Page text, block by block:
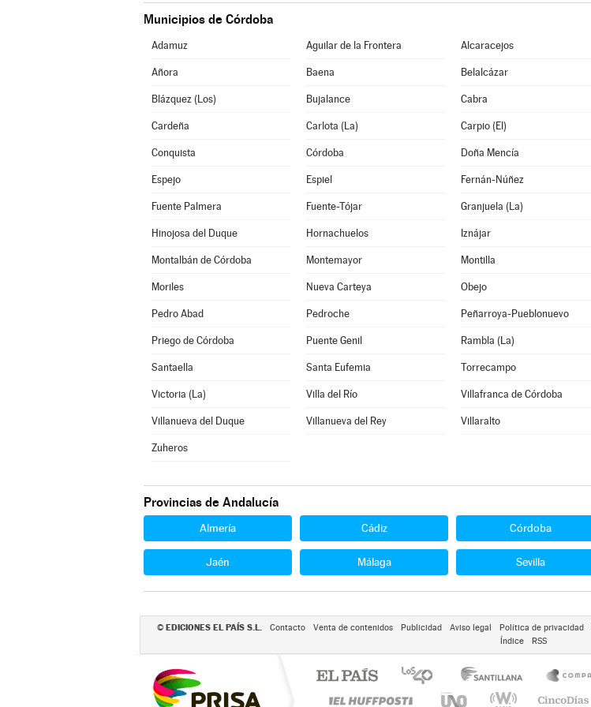
Municipios de Córdoba
Adamuz Aguilar de la Frontera Alcaracejos
Añora Baena Belalcázar
Blázquez (Los) Bujalance Cabra
Cardeña Carlota (La) Carpio (El)
Conquista Córdoba Doña Mencía
Espejo Espiel Fernán-Núñez
Fuente Palmera Fuente-Tójar Granjuela (La)
Hinojosa del Duque Hornachuelos Iznájar
Montalbán de Córdoba Montemayor Montilla
Moriles Nueva Carteya Obejo
Pedro Abad Pedroche Peñarroya-Pueblonuevo
Priego de Córdoba Puente Genil Rambla (La)
Santaella Santa Eufemia Torrecampo
Victoria (La) Villa del Río Villafranca de Córdoba
Villanueva del Duque Villanueva del Rey Villaralto
Zuheros
Provincias de Andalucía
Almería Cádiz Córdoba
Jaén Málaga Sevilla
© EDICIONES EL PAÍS S.L. Contacto Venta de contenidos Publicidad Aviso legal Política de privacidad
Índice
RSS